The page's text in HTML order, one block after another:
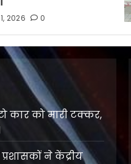
2026 0
कार को मारी टक्कर,
ने केंद्रीय